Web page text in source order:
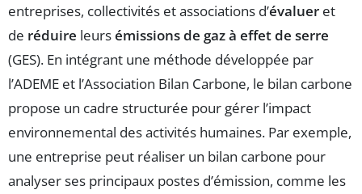
entreprises, collectivités et associations d’évaluer et
de réduire leursémissions de gaz à effet de serre
(GES). En intégrant une méthode développée par
l’ADEME et l’Association Bilan Carbone, le bilan carbone
propose un cadre structurée pour gérer l’impact
environnemental des activités humaines. Par exemple,
une entreprise peut réaliser un bilan carbone pour
analyser ses principaux postes d’émission, comme les